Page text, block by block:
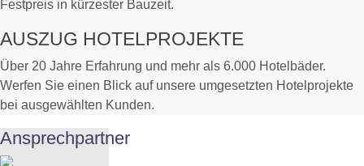
Festpreis in kürzester Bauzeit.
AUSZUG HOTELPROJEKTE
Über 20 Jahre Erfahrung und mehr als 6.000 Hotelbäder.
Werfen Sie einen Blick auf unsere umgesetzten Hotelprojekte
bei ausgewählten Kunden.
Ansprechpartner